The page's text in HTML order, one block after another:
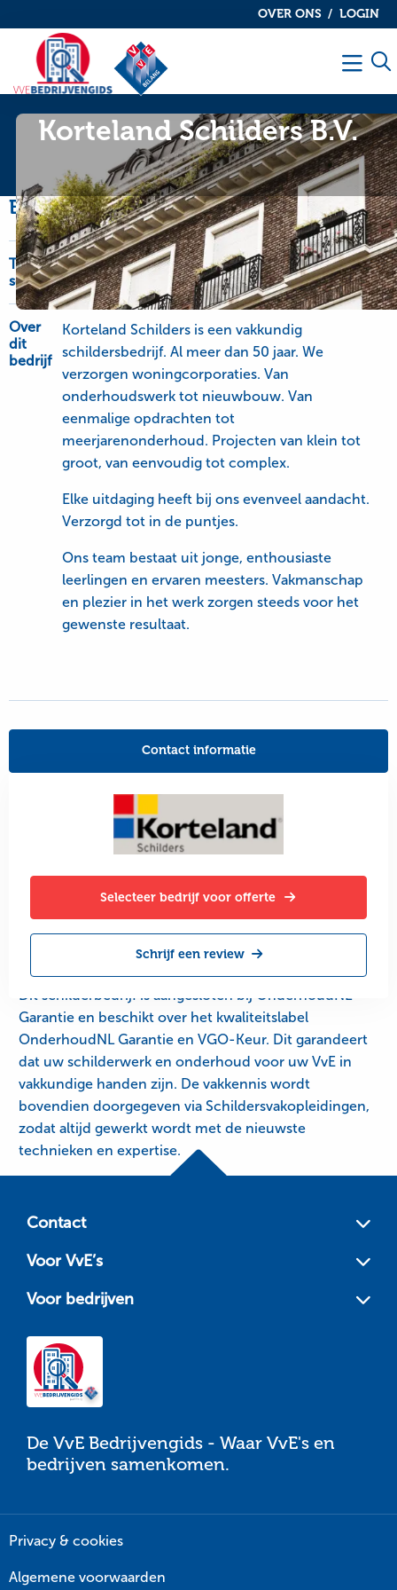
OVER ONS LOGIN
VvE
bedrijvengidsbedrijvengids
Korteland Schilders B.V.
Bedrijfsinformatie
Type
service
OnderhoudNL Garantie, schilderwerk-glaswerk
en onderhoudswerk
Over
dit
bedrijf
Korteland Schilders is een vakkundig
schildersbedrijf. Al meer dan 50 jaar. We
verzorgen woningcorporaties. Van
onderhoudswerk tot nieuwbouw. Van
eenmalige opdrachten tot
meerjarenonderhoud. Projecten van klein tot
groot, van eenvoudig tot complex.
Elke uitdaging heeft bij ons evenveel aandacht.
Verzorgd tot in de puntjes.
Ons team bestaat uit jonge, enthousiaste
leerlingen en ervaren meesters. Vakmanschap
en plezier in het werk zorgen steeds voor het
gewenste resultaat.
Contact informatie
Selecteer bedrijf voor offerte
Schrijf een review
Dit schilderbedrijf is aangesloten bij OnderhoudNL
Garantie en beschikt over het kwaliteitslabel
OnderhoudNL Garantie en VGO-Keur. Dit garandeert
dat uw schilderwerk en onderhoud voor uw VvE in
vakkundige handen zijn. De vakkennis wordt
bovendien doorgegeven via Schildersvakopleidingen,
zodat altijd gewerkt wordt met de nieuwste
technieken en expertise.
De VvE Bedrijvengids - Waar VvE's en
bedrijven samenkomen.
Voor bedrijven
Voor VvE’s
Contact
Privacy & cookies
Algemene voorwaarden